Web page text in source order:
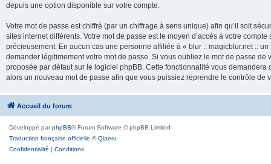
depuis une option disponible sur votre compte.
Votre mot de passe est chiffré (par un chiffrage à sens unique) afin qu’il soit
sites internet différents. Votre mot de passe est le moyen d’accès à votre
précieusement. En aucun cas une personne affiliée à « blur :: magicblur.net ::
demander légitimement votre mot de passe. Si vous oubliez le mot de passe
proposée par défaut sur le logiciel phpBB. Cette fonctionnalité vous
alors un nouveau mot de passe afin que vous puissiez reprendre le contrôle de
Accueil du forum
Développé parphpBB® Forum Software © phpBB Limited
Traduction française officielle ©Qiaeru
Confidentialité | Conditions